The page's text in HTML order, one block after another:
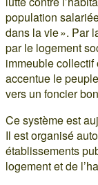
population
dans la vie ». Par
par le logement
immeuble
accentue le
vers un foncier
Ce système est
Il est organisé
établissements
logement et de